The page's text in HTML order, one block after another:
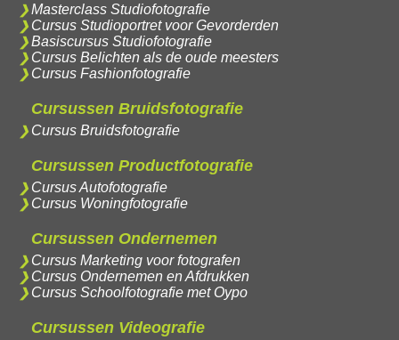
Masterclass Studiofotografie
Cursus Studioportret voor Gevorderden
Basiscursus Studiofotografie
Cursus Belichten als de oude meesters
Cursus Fashionfotografie
Cursussen Bruidsfotografie
Cursus Bruidsfotografie
Cursussen Productfotografie
Cursus Autofotografie
Cursus Woningfotografie
Cursussen Ondernemen
Cursus Marketing voor fotografen
Cursus Ondernemen en Afdrukken
Cursus Schoolfotografie met Oypo
Cursussen Videografie